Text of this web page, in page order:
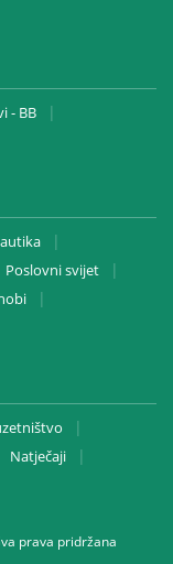
- BB
Poslovni svijet
Natječaji
prava pridržana